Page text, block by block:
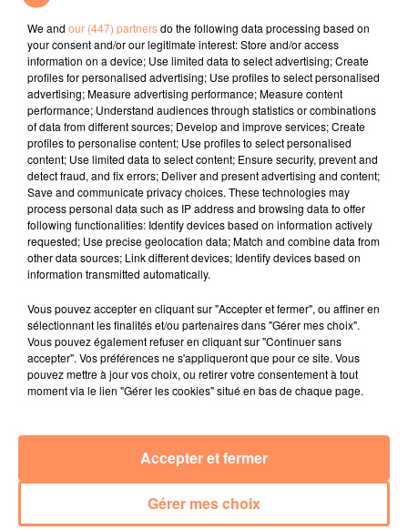
Sur Radio Star
l'horoscope
Bélier Taureau Gémeaux
Cancer Lion Vierge
We and our (447) partnersdo the following data processing based on
your consent and/or our legitimate interest: Store and/or access
information on a device; Use limited data to select advertising; Create
profiles for personalised advertising; Use profiles to select personalised
advertising; Measure advertising performance; Measure content
performance; Understand audiences through statistics or combinations
of data from different sources; Develop and improve services; Create
profiles to personalise content; Use profiles to select personalised
content; Use limited data to select content; Ensure security, prevent and
detect fraud, and fix errors; Deliver and present advertising and content;
Save and communicate privacy choices. These technologies may
process personal data such as IP address and browsing data to offer
following functionalities: Identify devices based on information actively
requested; Use precise geolocation data; Match and combine data from
other data sources; Link different devices; Identify devices based on
information transmitted automatically.
Vous pouvez accepter en cliquant sur "Accepter et fermer", ou affiner en
sélectionnant les finalités et/ou partenaires dans "Gérer mes choix".
Vous pouvez également refuser en cliquant sur "Continuer sans
accepter". Vos préférences ne s'appliqueront que pour ce site. Vous
pouvez mettre à jour vos choix, ou retirer votre consentement à tout
moment via le lien "Gérer les cookies" situé en bas de chaque page.
Gérer mes choix
Accepter et fermer